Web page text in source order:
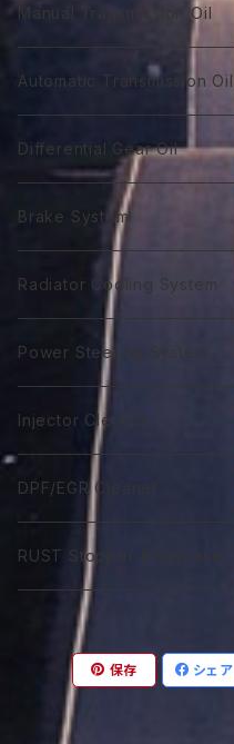
GTR 0W-40
GTR 5Ｗ-40
GTR 10W-40
GTR 5W-50
GTR 10W-50
GTR 15W-50
GTR 20W-50
GTR 10W-60
GTA 5W-20
GTA 10W-30
GTA 0W-40
GTA 5W-40
GTA 10W-40
GTA 15W-40
GTA 10W-50
GTA 15W-50
GTA 20W-50
Hybrid Car Oil
First 0W-10
First 0W-20
Excel 0W-10
Excel 0W-20
Excel 0W-30
Excel 0W-40
Sport 0W-20
Sport 0W-30
Sport 0W-40
Super Touring
ST 0W-20
ST 0W-30
ST 10W-40
ST 5W-50
ST 10W-50
ST 15W-50
Sports VGX
VGX 0W-16
VGX 0W-20
VGX 0W-30
VGX 5W-30
VGX 0W-40
VGX 5W-40
VGX 10W-40
VGX 5W-50
Classico
Classico 10W-40
Classico 15W-40
Classico 20W-40
Classico 15W-50
Classico 20W-50A
Classico 20W-50B
DL-1 5W-30
Diesel Power DH-2
DH-2 10W-30
DH-2 15W-40
DH-2 20W-50 ＊
Sports VGX SN EURO-8
Euro C2 0W-30
Euro C2 5W-30
Euro C3 5W-40
Sports VGX SN EURO-12
Euro C3 0W-30
Euro C3 5W-30
Euro C3 5W-40
Biker 4T
Biker 4T Type R
Biker 4T Type S
Biker 4T Type N
Biker 4T Type L
Biker 2T
Biker 2T Type R
Biker 2T Type S
Biker 2T Type N
Manual Transmission Oil
Racing Gear
75番系
80番系
60W-75
75W-90
75W-120
85W-90
85W-140
GT Gear
60番系
70番系
75W-90
75W-120
75W-140
85W-140
Syn Gear
70番系
75番系
75W-90
75W-120
75W-140
Extra Gear
75番系
80番系
75W-80
75W-90
Automatic Transmission Oil
ATF Spec -Ⅰ
ATF Spec -Ⅱ
ATF Spec -Ⅲ⁺
ATF Spec -Ⅲ⁺L
ATF Spec -Ⅲ⁺X
ATF Spec -Ⅲ⁺RSZ
ATF Spec -Ⅵ
Differential Gear Oil
GT Gear
75番系
80番系
250番系
Syn Gear
75番系
80番系
250番系
Extra Gear
75番系
80番系
140番系
Syn Gear 250
85W-250
85W-250M
Brake System
Racing 650
Super 510
Sport 400
Sport 300
Radiator Cooling System
Super DX Coolant
Coolish Energy
Coolant Restore
Coolant Leakstpper
Power Steering System
PSF type R
PSF type Ｎ
Injector Cleaner
M IC D
M IC G
DPF/EGR Cleaner
RUST Stopper & Release
保存 シェア